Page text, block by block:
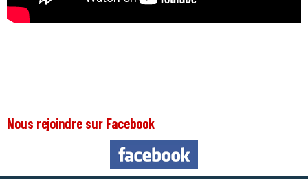
Nous rejoindre sur Facebook